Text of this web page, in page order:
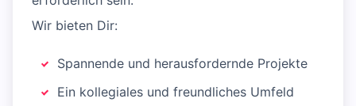
Wir bieten Dir:
Spannende und herausfordernde Projekte
Ein kollegiales und freundliches Umfeld